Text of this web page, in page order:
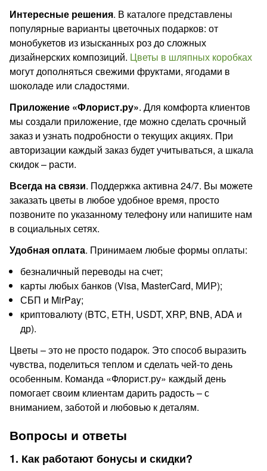
Интересные решения. В каталоге представлены
популярные варианты цветочных подарков: от
монобукетов из изысканных роз до сложных
дизайнерских композиций. Цветы в шляпных коробках
могут дополняться свежими фруктами, ягодами в
шоколаде или сладостями.
Приложение «Флорист.ру». Для комфорта клиентов
мы создали приложение, где можно сделать срочный
заказ и узнать подробности о текущих акциях. При
авторизации каждый заказ будет учитываться, а шкала
скидок – расти.
Всегда на связи. Поддержка активна 24/7. Вы можете
заказать цветы в любое удобное время, просто
позвоните по указанному телефону или напишите нам
в социальных сетях.
Удобная оплата. Принимаем любые формы оплаты:
безналичный переводы на счет;
карты любых банков (Visa, MasterCard, МИР);
СБП и MirPay;
криптовалюту (BTC, ETH, USDT, XRP, BNB, ADA и
др).
Цветы – это не просто подарок. Это способ выразить
чувства, поделиться теплом и сделать чей-то день
особенным. Команда «Флорист.ру» каждый день
помогает своим клиентам дарить радость – с
вниманием, заботой и любовью к деталям.
Вопросы и ответы
1. Как работают бонусы и скидки?